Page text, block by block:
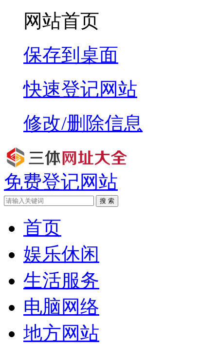
网站首页
保存到桌面
快速登记网站
修改/删除信息
免费登记网站
搜 索
首页
娱乐休闲
生活服务
电脑网络
地方网站